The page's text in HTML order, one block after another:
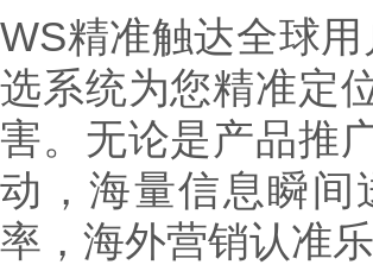
WS精准触达全球
选系统为您精准定
害。无论是产品推
动，海量信息瞬间
率，海外营销认准